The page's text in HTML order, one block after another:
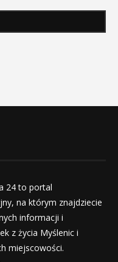
24 to portal
na którym znajdziecie
informacji i
z życia Myślenic i
miejscowości.